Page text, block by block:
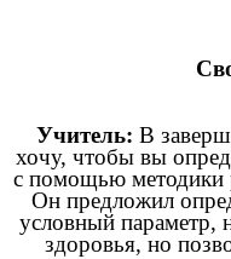
Учитель: В
хочу, чтобы вы
с помощью методики
Он предложил
условный параметр,
здоровья, но